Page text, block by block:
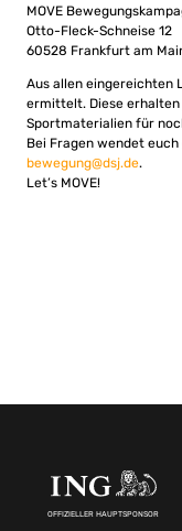
MOVE
Otto-Fleck-Schneise 12
60528 Frankfurt am
Aus allen eingereichten
ermittelt. Diese erhalten
Sportmaterialien für
Bei Fragen wendet euch
bewegung@dsj.de.
Let’s MOVE!
OFFIZIELLER HAUPTSPONSOR